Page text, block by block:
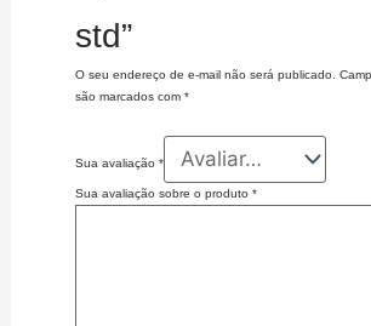
std”
O seu endereço de e-mail não será publicado.
são marcados com *
Sua avaliação *
Sua avaliação sobre o produto *